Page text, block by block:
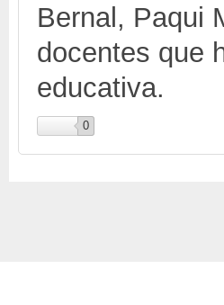
Bernal, Paqui
docentes que
educativa.
0